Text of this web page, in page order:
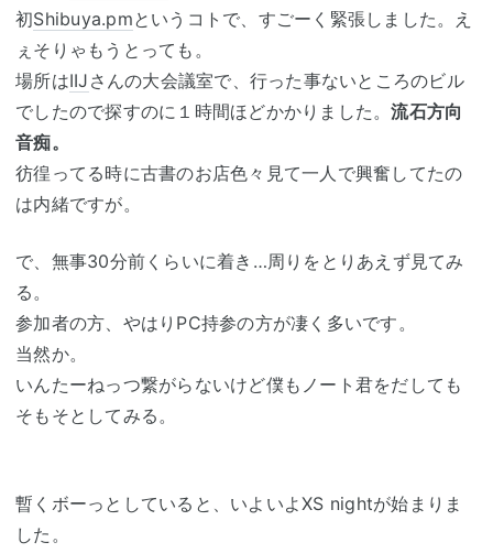
初Shibuya.pmというコトで、すごーく緊張しました。え
ぇそりゃもうとっても。
場所はIIJ さんの大会議室で、行った事ないところのビル
でしたので探すのに１時間ほどかかりました。流石方向
音痴。
彷徨ってる時に古書のお店色々見て一人で興奮してたの
は内緒ですが。
で、無事30分前くらいに着き…周りをとりあえず見てみ
る。
参加者の方、やはりPC持参の方が凄く多いです。
当然か。
いんたーねっつ繋がらないけど僕もノート君をだしても
そもそとしてみる。
暫くボーっとしていると、いよいよXS nightが始まりま
した。